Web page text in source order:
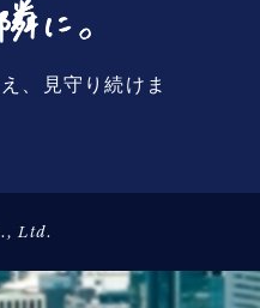
、見守り続けま
Ltd.